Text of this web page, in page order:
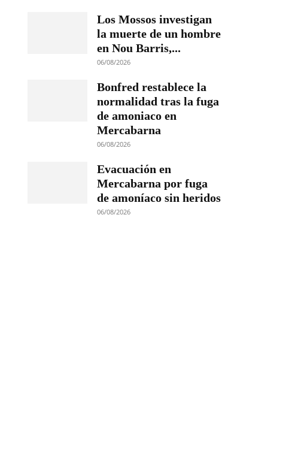
Los Mossos investigan
la muerte de un hombre
en Nou Barris,...
06/08/2026
Bonfred restablece la
normalidad tras la fuga
de amoniaco en
Mercabarna
06/08/2026
Evacuación en
Mercabarna por fuga
de amoníaco sin heridos
06/08/2026